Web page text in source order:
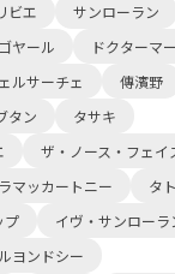
ビエ
サンローラン
ゴヤール
ドクターマ
ルサーチェ
傳濱野
タン
タサキ
ザ・ノース・フェイ
マッカートニー
タ
プ
イヴ・サンローラ
ヨンドシー